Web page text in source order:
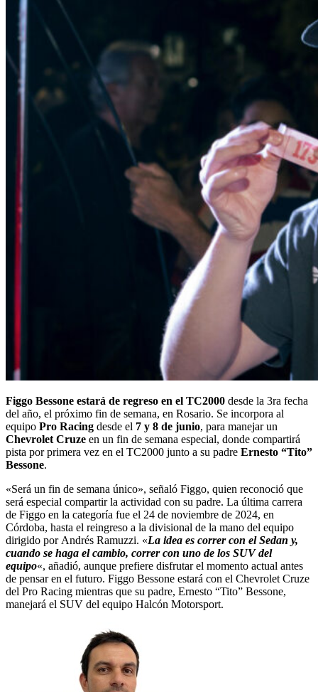
Figgo Bessone estará de regreso en el TC2000 desde la 3ra fecha
del año, el próximo fin de semana, en Rosario. Se incorpora al
equipo Pro Racing desde el 7 y 8 de junio, para manejar un
Chevrolet Cruze en un fin de semana especial, donde compartirá
pista por primera vez en el TC2000 junto a su padre Ernesto “Tito”
Bessone.
«Será un fin de semana único», señaló Figgo, quien reconoció que
será especial compartir la actividad con su padre. La última carrera
de Figgo en la categoría fue el 24 de noviembre de 2024, en
Córdoba, hasta el reingreso a la divisional de la mano del equipo
dirigido por Andrés Ramuzzi. «La idea es correr con el Sedan y,
cuando se haga el cambio, correr con uno de los SUV del
equipo«, añadió, aunque prefiere disfrutar el momento actual antes
de pensar en el futuro. Figgo Bessone estará con el Chevrolet Cruze
del Pro Racing mientras que su padre, Ernesto “Tito” Bessone,
manejará el SUV del equipo Halcón Motorsport.